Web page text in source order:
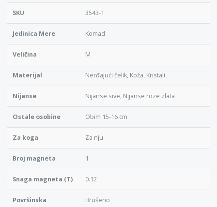
SKU 3543-1
Jedinica Mere Komad
Veličina M
Materijal Nerđajući čelik, Koža, Kristali
Nijanse Nijanse sive, Nijanse roze zlata
Ostale osobine Obim 15-16 cm
Za koga Za nju
Broj magneta 1
Snaga magneta (T) 0.12
Površinska
Brušeno